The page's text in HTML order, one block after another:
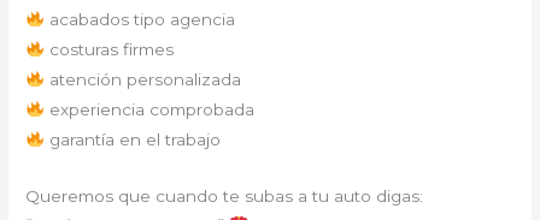
acabados tipo agencia
costuras firmes
atención personalizada
experiencia comprobada
garantía en el trabajo
Queremos que cuando te subas a tu auto digas: